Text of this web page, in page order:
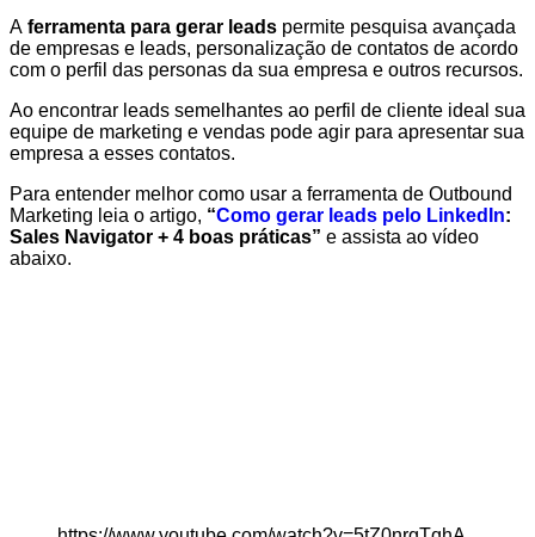
A ferramenta para gerar leads permite pesquisa avançada
de empresas e leads, personalização de contatos de acordo
com o perfil das personas da sua empresa e outros recursos.
Ao encontrar leads semelhantes ao perfil de cliente ideal sua
equipe de marketing e vendas pode agir para apresentar sua
empresa a esses contatos.
Para entender melhor como usar a ferramenta de Outbound
Marketing leia o artigo, “Como gerar leads pelo LinkedIn:
Sales Navigator + 4 boas práticas” e assista ao vídeo
abaixo.